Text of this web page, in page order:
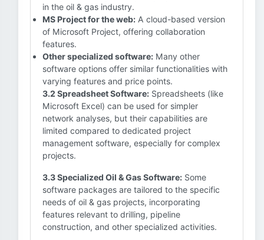
in the oil & gas industry.
MS Project for the web: A cloud-based version
of Microsoft Project, offering collaboration
features.
Other specialized software: Many other
software options offer similar functionalities with
varying features and price points.
3.2 Spreadsheet Software: Spreadsheets (like
Microsoft Excel) can be used for simpler
network analyses, but their capabilities are
limited compared to dedicated project
management software, especially for complex
projects.
3.3 Specialized Oil & Gas Software: Some
software packages are tailored to the specific
needs of oil & gas projects, incorporating
features relevant to drilling, pipeline
construction, and other specialized activities.